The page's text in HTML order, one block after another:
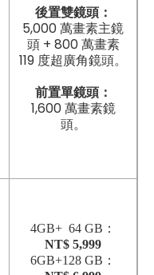
後置雙鏡頭：
5,000 萬畫素主鏡
頭 + 800 萬畫素
119 度超廣角鏡頭。
前置單鏡頭：
1,600 萬畫素鏡
頭。
4GB+ 64 GB：
NT$ 5,999
6GB+128 GB：